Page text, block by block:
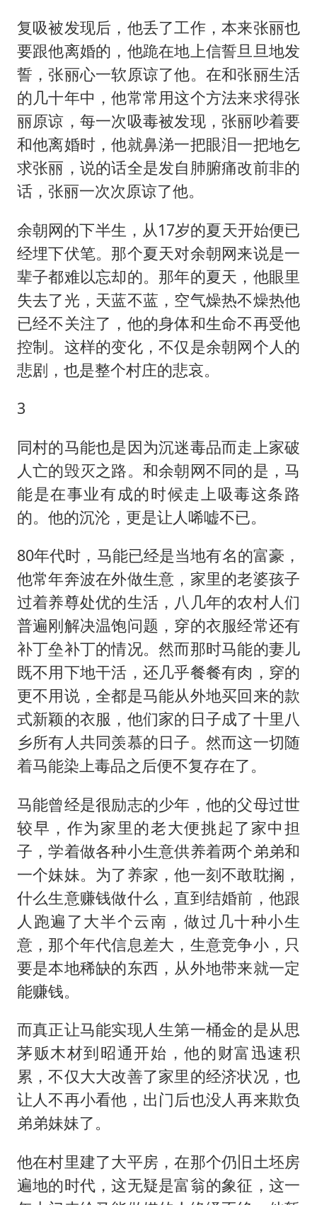
复吸被发现后，他丢了工作，本来张丽也
要跟他离婚的，他跪在地上信誓旦旦地发
誓，张丽心一软原谅了他。在和张丽生活
的几十年中，他常常用这个方法来求得张
丽原谅，每一次吸毒被发现，张丽吵着要
和他离婚时，他就鼻涕一把眼泪一把地乞
求张丽，说的话全是发自肺腑痛改前非的
话，张丽一次次原谅了他。
余朝网的下半生，从17岁的夏天开始便已
经埋下伏笔。那个夏天对余朝网来说是一
辈子都难以忘却的。那年的夏天，他眼里
失去了光，天蓝不蓝，空气燥热不燥热他
已经不关注了，他的身体和生命不再受他
控制。这样的变化，不仅是余朝网个人的
悲剧，也是整个村庄的悲哀。
3
同村的马能也是因为沉迷毒品而走上家破
人亡的毁灭之路。和余朝网不同的是，马
能是在事业有成的时候走上吸毒这条路
的。他的沉沦，更是让人唏嘘不已。
80年代时，马能已经是当地有名的富豪，
他常年奔波在外做生意，家里的老婆孩子
过着养尊处优的生活，八几年的农村人们
普遍刚解决温饱问题，穿的衣服经常还有
补丁垒补丁的情况。然而那时马能的妻儿
既不用下地干活，还几乎餐餐有肉，穿的
更不用说，全都是马能从外地买回来的款
式新颖的衣服，他们家的日子成了十里八
乡所有人共同羡慕的日子。然而这一切随
着马能染上毒品之后便不复存在了。
马能曾经是很励志的少年，他的父母过世
较早，作为家里的老大便挑起了家中担
子，学着做各种小生意供养着两个弟弟和
一个妹妹。为了养家，他一刻不敢耽搁，
什么生意赚钱做什么，直到结婚前，他跟
人跑遍了大半个云南，做过几十种小生
意，那个年代信息差大，生意竞争小，只
要是本地稀缺的东西，从外地带来就一定
能赚钱。
而真正让马能实现人生第一桶金的是从思
茅贩木材到昭通开始，他的财富迅速积
累，不仅大大改善了家里的经济状况，也
让人不再小看他，出门后也没人再来欺负
弟弟妹妹了。
他在村里建了大平房，在那个仍旧土坯房
遍地的时代，这无疑是富翁的象征，这一